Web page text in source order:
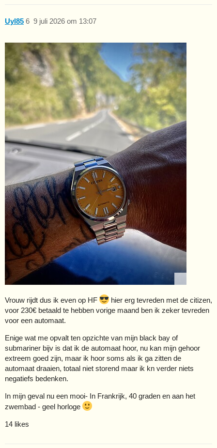
Uyl85 9 juli 2026 om 13:07
6
Vrouw rijdt dus ik even op HF
hier erg tevreden met de citizen,
voor 230€ betaald te hebben vorige maand ben ik zeker tevreden
voor een automaat.
Enige wat me opvalt ten opzichte van mijn black bay of
submariner bijv is dat ik de automaat hoor, nu kan mijn gehoor
extreem goed zijn, maar ik hoor soms als ik ga zitten de
automaat draaien, totaal niet storend maar ik kn verder niets
negatiefs bedenken.
In mijn geval nu een mooi- In Frankrijk, 40 graden en aan het
zwembad - geel horloge
14 likes